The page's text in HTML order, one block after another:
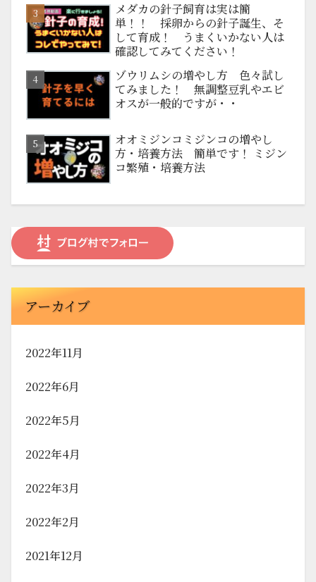
メダカの針子飼育は実は簡
単！！ 採卵からの針子誕生、そ
して育成！ うまくいかない人は
確認してみてください！
ゾウリムシの増やし方 色々試し
てみました！ 無調整豆乳やエビ
オスが一般的ですが・・
オオミジンコミジンコの増やし
方・培養方法 簡単です！ ミジン
コ繁殖・培養方法
アーカイブ
2022年11月
2022年6月
2022年5月
2022年4月
2022年3月
2022年2月
2021年12月